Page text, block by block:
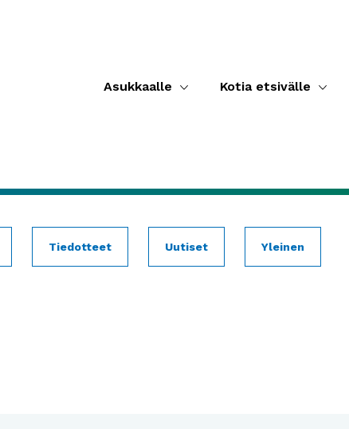
Asukkaalle Kotia etsivälle
Tiedotteet Uutiset Yleinen